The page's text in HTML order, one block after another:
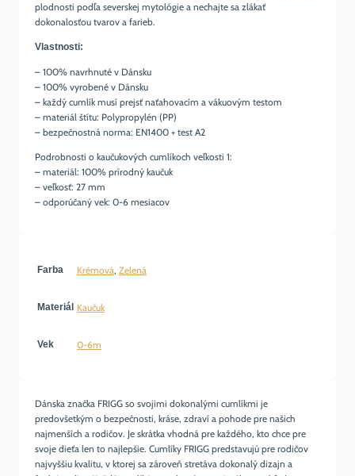
plodnosti podľa severskej mytológie a nechajte sa zlákať
dokonalosťou tvarov a farieb.
Vlastnosti:
– 100% navrhnuté v Dánsku
– 100% vyrobené v Dánsku
– každý cumlík musí prejsť naťahovacím a vákuovým testom
– materiál štítu: Polypropylén (PP)
– bezpečnostná norma: EN1400 + test A2
Podrobnosti o kaučukových cumlíkoch veľkosti 1:
– materiál: 100% prírodný kaučuk
– veľkosť: 27 mm
– odporúčaný vek: 0-6 mesiacov
Farba Krémová, Zelená
Materiál Kaučuk
Vek 0-6m
Dánska značka FRIGG so svojimi dokonalými cumlíkmi je
predovšetkým o bezpečnosti, kráse, zdraví a pohode pre našich
najmenších a rodičov. Je skrátka vhodná pre každého, kto chce pre
svoje dieťa len to najlepšie. Cumlíky FRIGG predstavujú pre rodičov
najvyššiu kvalitu, v ktorej sa zároveň stretáva dokonalý dizajn a